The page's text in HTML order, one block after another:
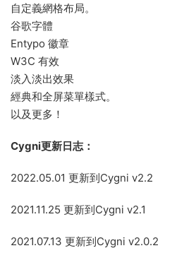
自定義網格布局。
谷歌字體
Entypo 徽章
W3C 有效
淡入淡出效果
經典和全屏菜單樣式。
以及更多！
Cygni更新日志：
2022.05.01 更新到Cygni v2.2
2021.11.25 更新到Cygni v2.1
2021.07.13 更新到Cygni v2.0.2